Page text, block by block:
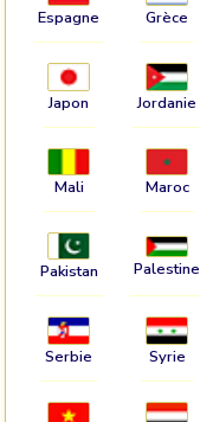
Espagne Grèce
Japon Jordanie
Mali Maroc
Pakistan Palestine
Serbie Syrie